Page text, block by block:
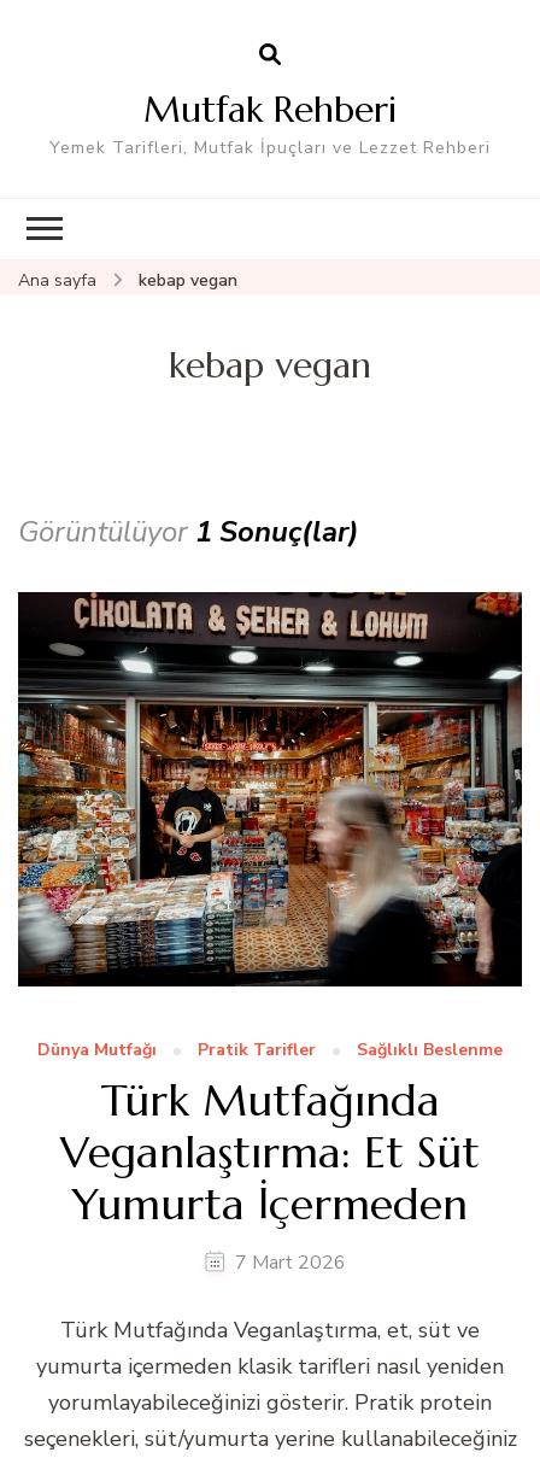
Mutfak Rehberi
Yemek Tarifleri, Mutfak İpuçları ve Lezzet Rehberi
Ana sayfa kebap vegan
kebap vegan
Görüntülüyor 1 Sonuç(lar)
Dünya Mutfağı Pratik Tarifler Sağlıklı Beslenme
Türk Mutfağında
Veganlaştırma: Et Süt
Yumurta İçermeden
7 Mart 2026
Türk Mutfağında Veganlaştırma, et, süt ve
yumurta içermeden klasik tarifleri nasıl yeniden
yorumlayabileceğinizi gösterir. Pratik protein
seçenekleri, süt/yumurta yerine kullanabileceğiniz